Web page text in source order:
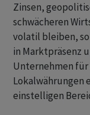
Zinsen,
schwächeren
volatil bleiben,
in Marktpräsenz
Unternehmen für
Lokalwährungen
einstelligen